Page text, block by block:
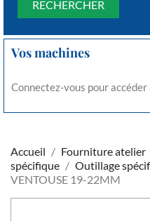
Vos machines
Connectez-vous pour accéder
Accueil Fourniture atelier
spécifique
Outillage
VENTOUSE 19-22MM